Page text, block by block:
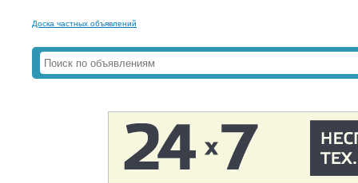
Доска частных объявлений